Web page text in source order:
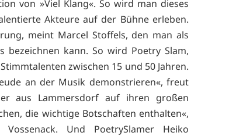
von »Viel Klang«. So wird man dieses
Akteure auf der Bühne erleben.
meint Marcel Stoffels, den man als
bezeichnen kann. So wird Poetry Slam,
zwischen 15 und 50 Jahren.
an der Musik demonstrieren«, freut
aus Lammersdorf auf ihren großen
die wichtige Botschaften enthalten«,
Und PoetrySlamer Heiko